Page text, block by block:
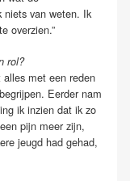
niets van weten. Ik
overzien.”
rol?
met een reden
Eerder nam
ik inzien dat ik zo
pijn meer zijn,
jeugd had gehad,